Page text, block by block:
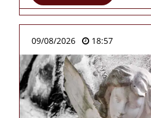
09/08/2026 18:57